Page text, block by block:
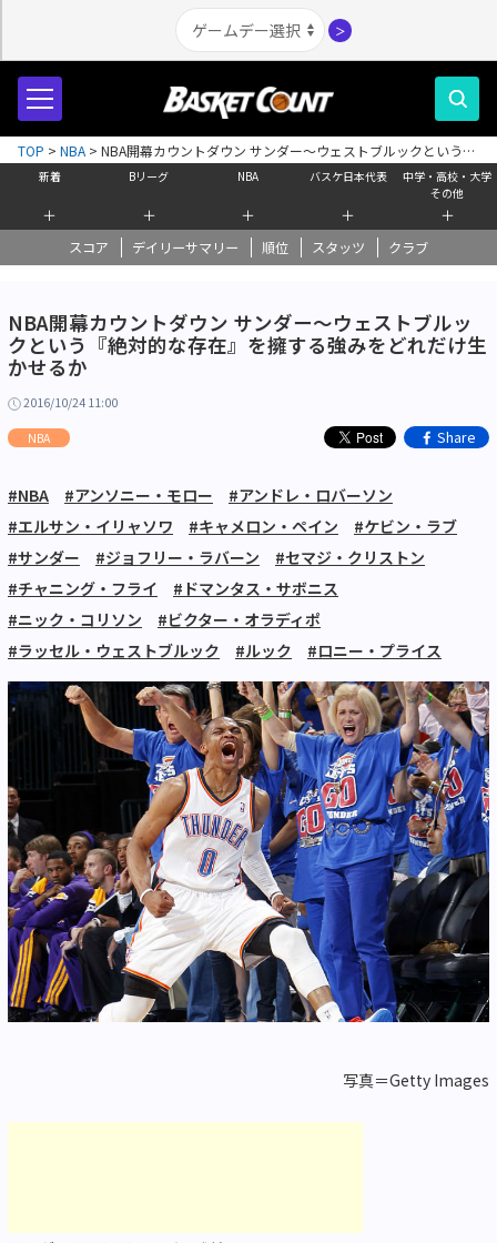
＞
新着
＋
Bリーグ
＋
NBA
＋
バスケ日本代表
＋
中学・高校・大学
その他
＋
スコア デイリーサマリー 順位 スタッツ クラブ
TOP > NBA > NBA開幕カウントダウン サンダー～ウェストブルックという
『絶対的な存在』を擁する強みをどれだけ生かせるか
NBA開幕カウントダウン サンダー～ウェストブルッ
クという『絶対的な存在』を擁する強みをどれだけ生
かせるか
2016/10/24 11:00
NBA Share
#NBA #アンソニー・モロー
#アンドレ・ロバーソン
#エルサン・イリャソワ
#キャメロン・ペイン
#ケビン・ラブ
#サンダー
#ジョフリー・ラバーン
#セマジ・クリストン
#チャニング・フライ
#ドマンタス・サボニス
#ニック・コリソン
#ビクター・オラディポ
#ラッセル・ウェストブルック
#ルック #ロニー・プライス
写真＝Getty Images